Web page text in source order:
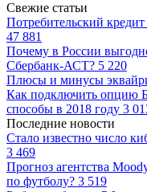
Свежие статьи
Потребительский
47 881
Почему в России
Сбербанк-АСТ? 5 220
Плюсы и минусы
Как подключить опцию
способы в 2018 году 3
Последние новости
Стало известно число
3 469
Прогноз агентства
по футболу? 3 519